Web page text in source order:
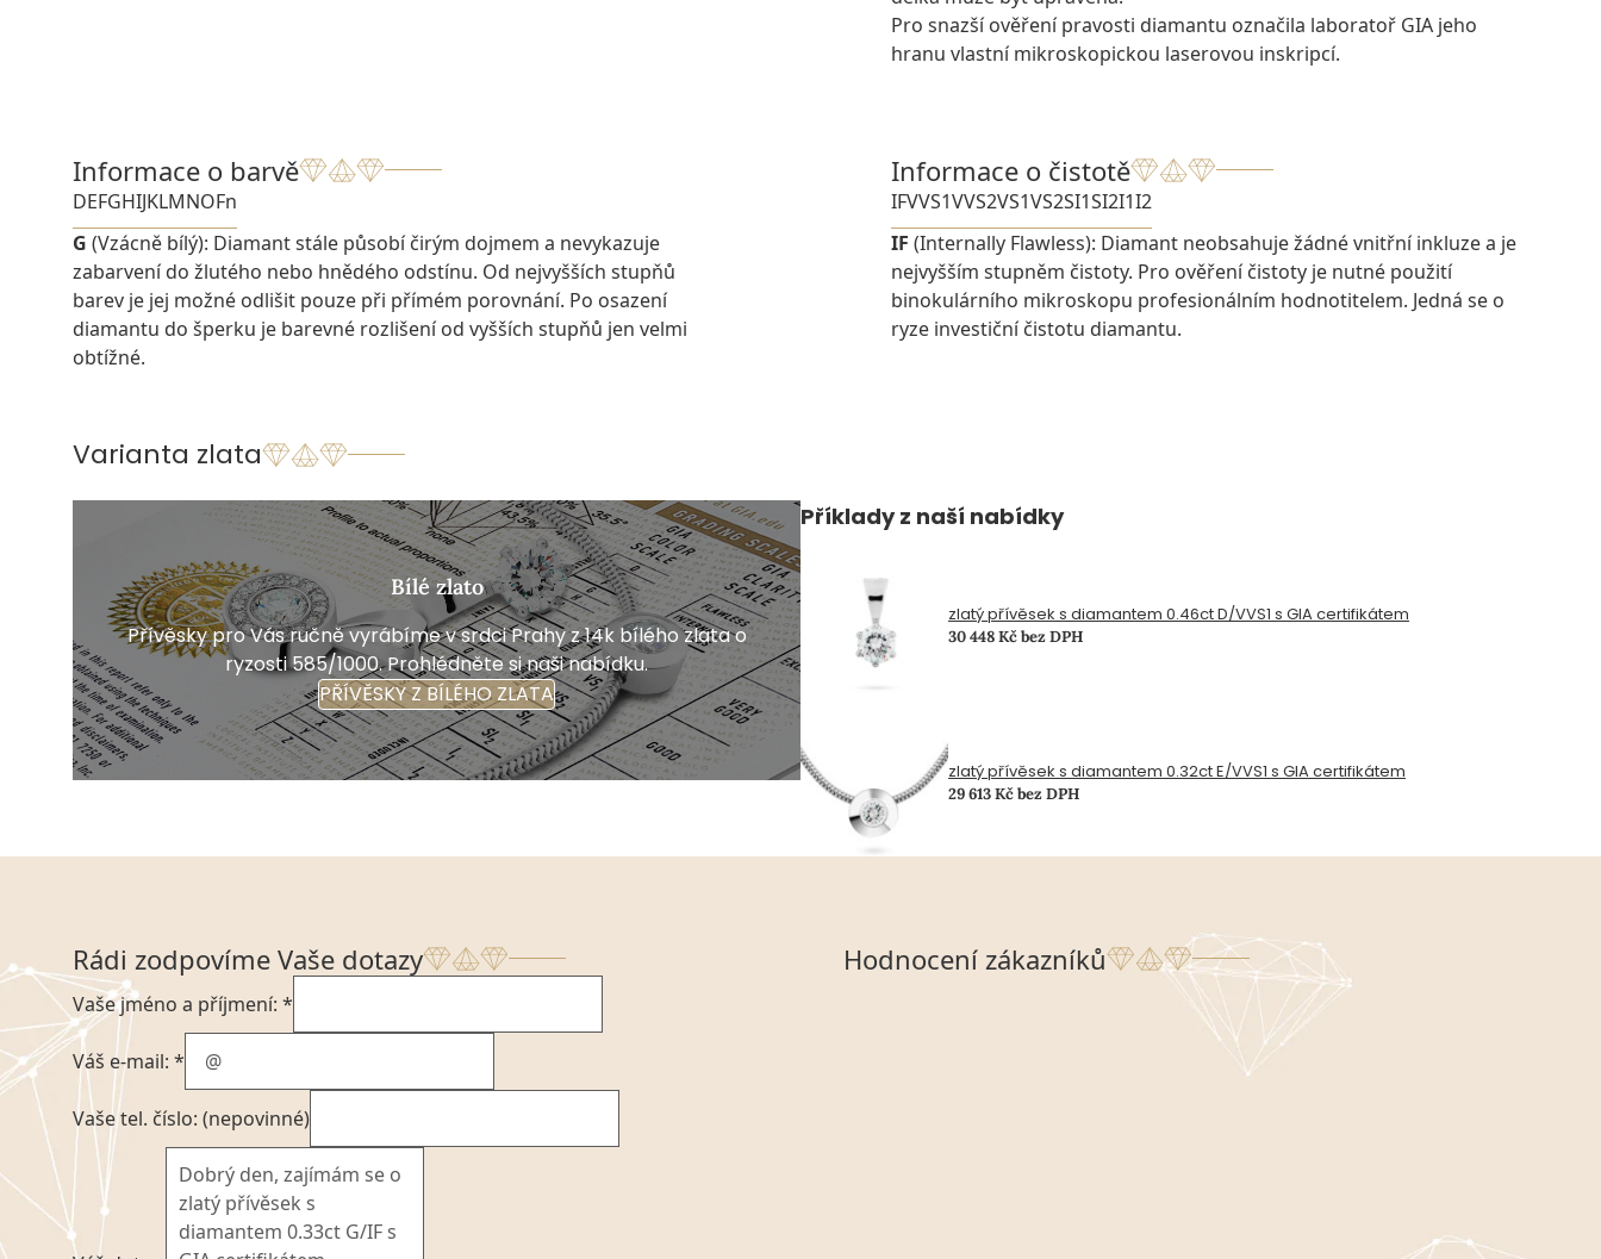
Pro snazší ověření pravosti diamantu označila laboratoř GIA jeho
hranu vlastní mikroskopickou laserovou inskripcí.
Informace o barvě
DEFGHIJKLMNOFn
G (Vzácně bílý): Diamant stále působí čirým dojmem a nevykazuje
zabarvení do žlutého nebo hnědého odstínu. Od nejvyšších stupňů
barev je jej možné odlišit pouze při přímém porovnání. Po osazení
diamantu do šperku je barevné rozlišení od vyšších stupňů jen velmi
obtížné.
Informace o čistotě
IFVVS1VVS2VS1VS2SI1SI2I1I2
IF (Internally Flawless): Diamant neobsahuje žádné vnitřní inkluze a je
nejvyšším stupněm čistoty. Pro ověření čistoty je nutné použití
binokulárního mikroskopu profesionálním hodnotitelem. Jedná se o
ryze investiční čistotu diamantu.
Varianta zlata
Bílé zlato
Přívěsky pro Vás ručně vyrábíme v srdci Prahy z 14k bílého zlata o
ryzosti 585/1000. Prohlédněte si naši nabídku.
PŘÍVĚSKY Z BÍLÉHO ZLATA
Příklady z naší nabídky
zlatý přívěsek s diamantem 0.46ct D/VVS1 s GIA certifikátem
30 448 Kč bez DPH
zlatý přívěsek s diamantem 0.32ct E/VVS1 s GIA certifikátem
29 613 Kč bez DPH
Rádi zodpovíme Vaše dotazy
Vaše jméno a příjmení: *
Váš e-mail: *
Vaše tel. číslo: (nepovinné)
Hodnocení zákazníků